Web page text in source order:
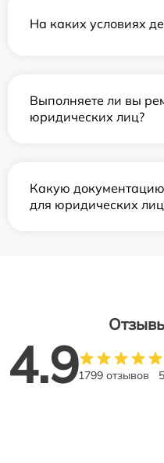
На каких условиях
Выполняете ли вы
юридических лиц?
Какую
для юридических
4.91799 отзывов